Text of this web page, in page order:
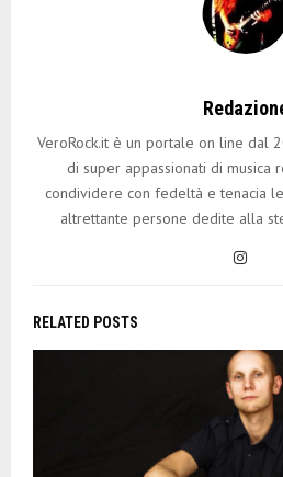
VeroRock.it è un portale on line dal
di super appassionati di musica
condividere con fedeltà e tenacia
altrettante persone dedite alla
RELATED POSTS